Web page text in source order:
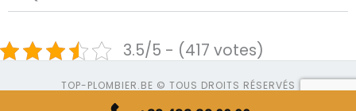
3.5/5 - (417 votes)
TOP-PLOMBIER.BE © TOUS DROITS RÉSERVÉS